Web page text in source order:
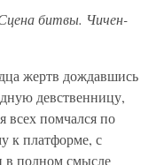
битвы. Чичен-
жертв дождавшись
девственницу,
всех помчался по
к платформе, с
в полном смысле